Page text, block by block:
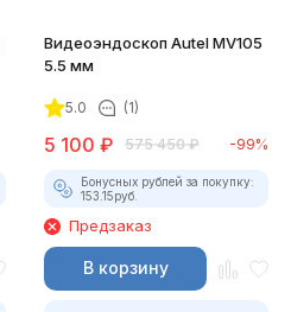
Видеоэндоскоп Autel MV105
5.5 мм
5.0 (1)
5 100 ₽ 575 450 ₽ -99%
Бонусных рублей за покупку:
153.15руб.
Предзаказ
В корзину